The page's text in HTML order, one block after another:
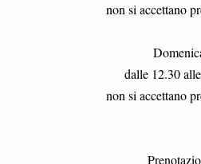
non si accettano
dalle 12.30
non si accettano